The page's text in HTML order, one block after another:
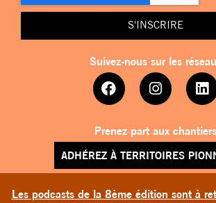
Les podcasts de la 8ème édition sont à
S'INSCRIRE
Suivez-nous sur les
Prenez part aux chantiers
ADHÉREZ À TERRITOIRES